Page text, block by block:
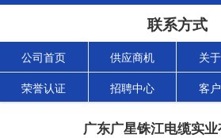
联系方式
公司首页 供应商机 关
荣誉认证 招聘中心 客
广东广星铢江电缆实业